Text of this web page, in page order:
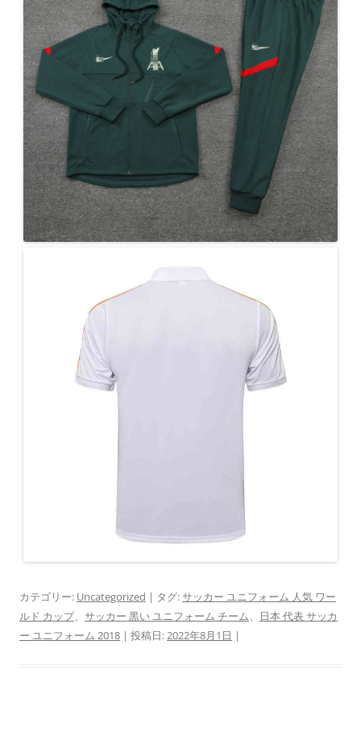
カテゴリー: Uncategorized | タグ:サッカー ユニフォーム 人気 ワー
ルド カップ、 サッカー 黒い ユニフォーム チーム、
日本 代表 サッカ
ー ユニフォーム 2018 | 投稿日:2022年8月1日 |